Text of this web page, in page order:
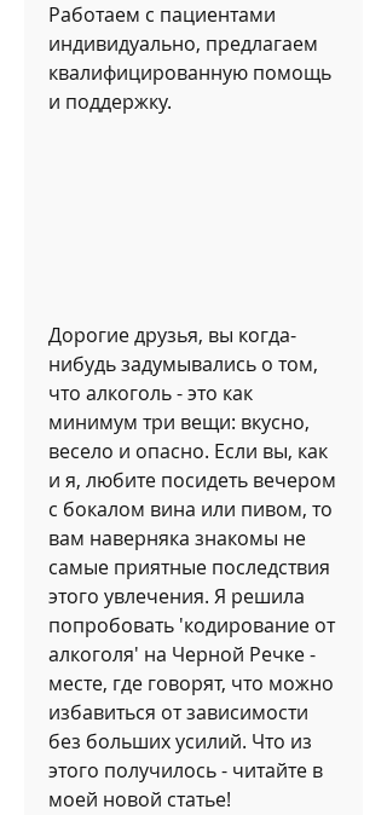
Работаем с пациентами
индивидуально, предлагаем
квалифицированную помощь
и поддержку.
Дорогие друзья, вы когда-
нибудь задумывались о том,
что алкоголь - это как
минимум три вещи: вкусно,
весело и опасно. Если вы, как
и я, любите посидеть вечером
с бокалом вина или пивом, то
вам наверняка знакомы не
самые приятные последствия
этого увлечения. Я решила
попробовать 'кодирование от
алкоголя' на Черной Речке -
месте, где говорят, что можно
избавиться от зависимости
без больших усилий. Что из
этого получилось - читайте в
моей новой статье!